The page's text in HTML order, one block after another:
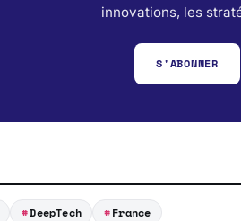
innovations, les
S'ABONNER
DeepTech France